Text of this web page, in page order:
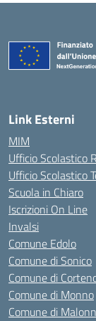
Link Esterni
MIM
Ufficio Scolastico
Ufficio Scolastico
Scuola in Chiaro
Iscrizioni On Line
Invalsi
Comune Edolo
Comune di Sonico
Comune di
Comune di Monno
Comune di